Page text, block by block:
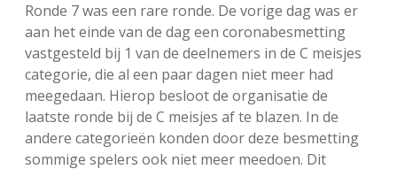
Ronde 7 was een rare ronde. De vorige dag was er
aan het einde van de dag een coronabesmetting
vastgesteld bij 1 van de deelnemers in de C meisjes
categorie, die al een paar dagen niet meer had
meegedaan. Hierop besloot de organisatie de
laatste ronde bij de C meisjes af te blazen. In de
andere categorieën konden door deze besmetting
sommige spelers ook niet meer meedoen. Dit